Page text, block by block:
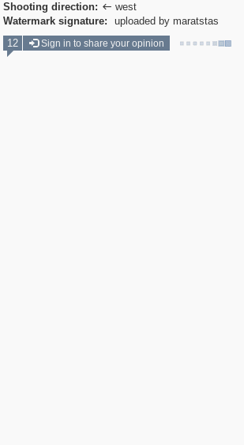
Shooting direction:  west
Watermark signature:
uploaded by maratstas
12
Sign in to share your opinion